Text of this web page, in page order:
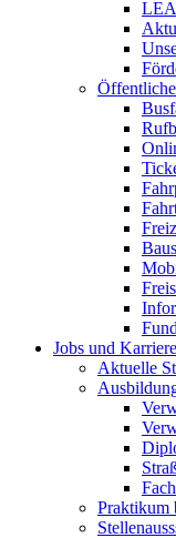
Jobs und Karriere
Aktuelle
Praktikum